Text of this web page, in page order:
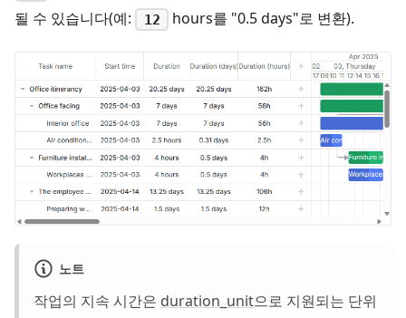
될 수 있습니다(예:
12 hours를 "0.5 days"로 변환).
노트
작업의 지속 시간은 duration_unit으로 지원되는 단위